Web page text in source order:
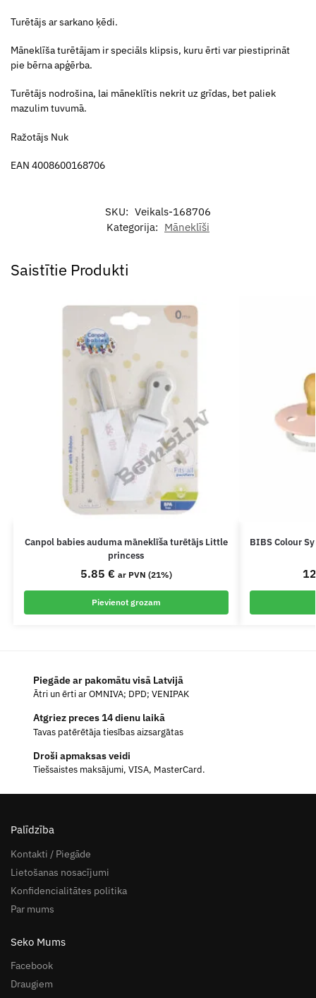
Turētājs ar sarkano ķēdi.
Māneklīša turētājam ir speciāls klipsis, kuru ērti var piestiprināt
pie bērna apģērba.
Turētājs nodrošina, lai māneklītis nekrit uz grīdas, bet paliek
mazulim tuvumā.
Ražotājs Nuk
EAN 4008600168706
SKU: Veikals-168706
Kategorija: Māneklīši
Saistītie Produkti
Canpol babies auduma māneklīša turētājs Little
princess
5.85 € ar PVN (21%)
Pievienot grozam
BIBS Colour
Piegāde ar pakomātu visā Latvijā
Ātri un ērti ar OMNIVA; DPD; VENIPAK
Atgriez preces 14 dienu laikā
Tavas patērētāja tiesības aizsargātas
Droši apmaksas veidi
Tiešsaistes maksājumi, VISA, MasterCard.
Palīdzība
Kontakti / Piegāde
Lietošanas nosacījumi
Konfidencialitātes politika
Par mums
Seko Mums
Facebook
Draugiem